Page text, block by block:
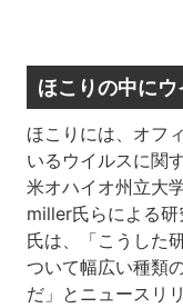
ほこりの中に
ほこりには、オフ
いるウイルスに関
米オハイオ州立大
miller氏らによる
氏は、「こうした
ついて幅広い種類
だ」とニュースリ